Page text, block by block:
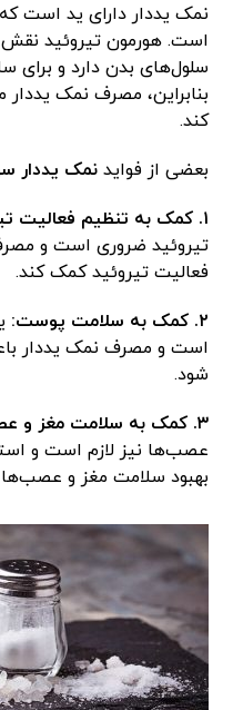
نمک یددار دارای ید است که
است. هورمون تیروئید
سلول‌های بدن دارد و برای
بنابراین، مصرف نمک
کند.
بعضی از فوایدنمک یددار
۱. کمک به تنظیم فعالیت تیروئید:
تیروئید ضروری است و
فعالیت تیروئید کمک کند.
۲. کمک به سلامت پوست:
است و مصرف نمک یددار
شود.
۳. کمک به سلامت مغز و عصب‌ها:
عصب‌ها نیز لازم است و
بهبود سلامت مغز و